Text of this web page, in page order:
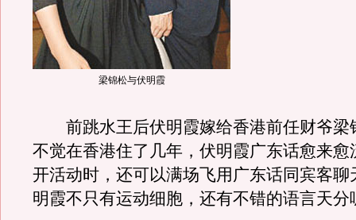
梁锦松与伏明霞
前跳水王后伏明霞嫁给香港前任财爷梁
不觉在香港住了几年，伏明霞广东话愈来愈
开活动时，还可以满场飞用广东话同宾客聊
明霞不只有运动细胞，还有不错的语言天分